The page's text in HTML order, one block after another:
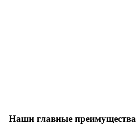
Наши главные преимущества